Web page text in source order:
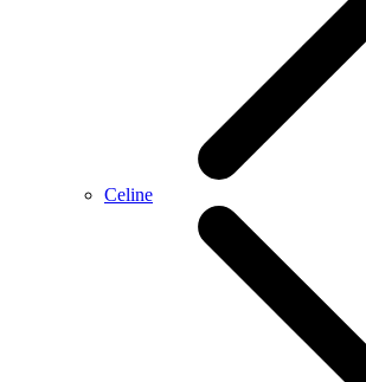
Celine